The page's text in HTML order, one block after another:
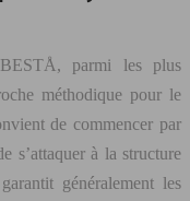
parmi les plus
méthodique pour le
de commencer par
s’attaquer à la structure
généralement les